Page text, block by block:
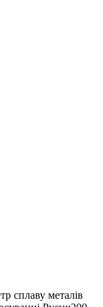
сплаву металів